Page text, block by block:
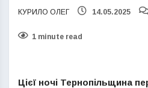
КУРИЛО ОЛЕГ 14.05.2025
1 minute read
Цієї ночі Тернопільщина